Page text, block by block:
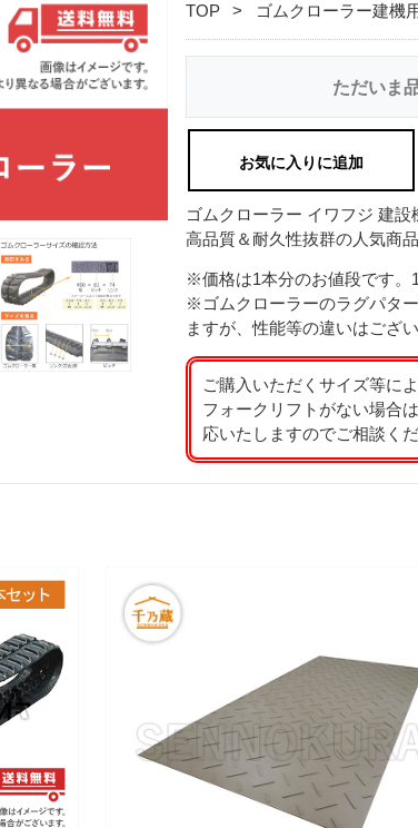
TOP
ゴムクローラー建機
ただいま
お気に入りに追加
ゴムクローラー イワフジ 建設
高品質＆耐久性抜群の人気商
※価格は1本分のお値段です。
※ゴムクローラーのラグパタ
ますが、性能等の違いはござい
ご購入いただくサイズ等に
フォークリフトがない場合
応いたしますのでご相談くだ